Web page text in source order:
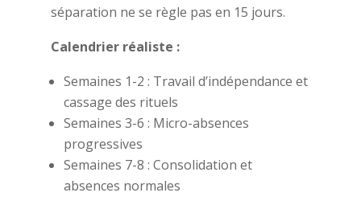
séparation ne se règle pas en 15 jours.
Calendrier réaliste :
Semaines 1-2 : Travail d’indépendance et
cassage des rituels
Semaines 3-6 : Micro-absences
progressives
Semaines 7-8 : Consolidation et
absences normales